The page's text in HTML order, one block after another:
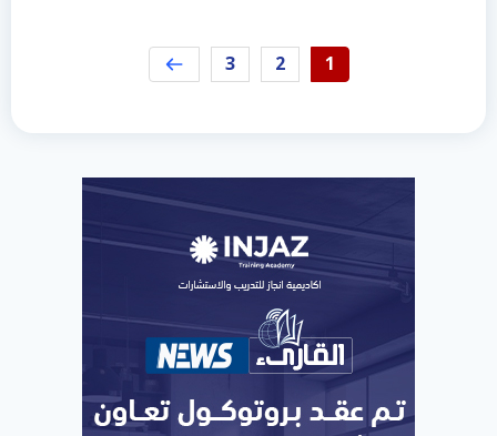
1
2
3